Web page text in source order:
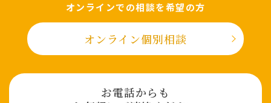
オンラインでの相談を希望の⽅
オンライン個別相談
お電話からも